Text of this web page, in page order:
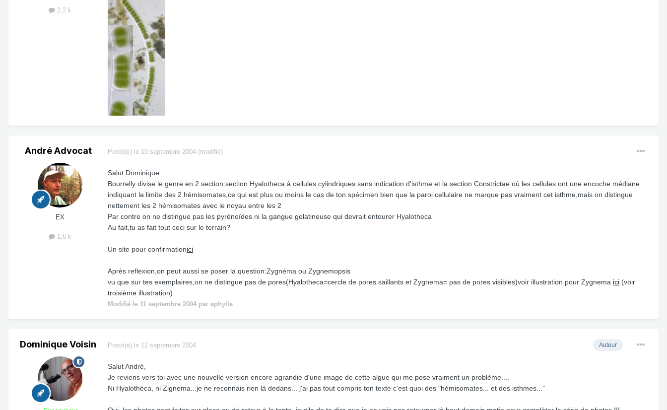
2,2 k
André Advocat
EX
1,6 k
Posté(e) le 10 septembre 2004 (modifié)
Salut Dominique
Bourrelly divise le genre en 2 section:section Hyalotheca à cellules cylindriques sans indication d'isthme et la section Constrictae où les cellules ont une encoche médiane
indiquant la limite des 2 hémisomates,ce qui est plus ou moins le cas de ton spécimen bien que la paroi cellulaire ne marque pas vraiment cet isthme,mais on distingue
nettement les 2 hémisomates avec le noyau entre les 2
Par contre on ne distingue pas les pyrénoïdes ni la gangue gelatineuse qui devrait entourer Hyalotheca
Au fait,tu as fait tout ceci sur le terrain?
Un site pour confirmationici
Après reflexion,on peut aussi se poser la question:Zygnéma ou Zygnemopsis
vu que sur tes exemplaires,on ne distingue pas de pores(Hyalotheca=cercle de pores saillants et Zygnema= pas de pores visibles)voir illustration pour Zygnema ici (voir
troisième illustration)
Modifié le 11 septembre 2004 par aphylla
Dominique Voisin Auteur
Posté(e) le 12 septembre 2004
Salut André,
Je reviens vers toi avec une nouvelle version encore agrandie d'une image de cette algue qui me pose vraiment un problème....
Ni Hyalothéca, ni Zignema...je ne reconnais rien là dedans... j'ai pas tout compris ton texte c'est quoi des "hémisomates... et des isthmes..."